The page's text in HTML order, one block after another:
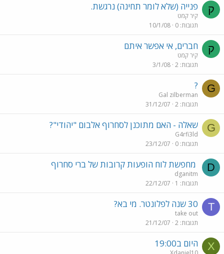
ק פנייה (שלא לומר תחינה) נרגשת.
קיר קמט
תגובות 0
10/1/08
ק חברים, אי אפשר איתם
קיר קמט
תגובות 2
3/1/08
G
?
Gal zilberman
תגובות 2
31/12/07
G שאלה - האם מתוכנן לסחרוף אלבום "יהודי"?
G4rfi3ld
תגובות 0
23/12/07
D מחפשת לוח הופעות קרובות של ברי סחרוף
dganitm
תגובות 1
22/12/07
T 30 שנה לפלונטר. מי בא?
take out
תגובות 2
21/12/07
X היום ב19:00